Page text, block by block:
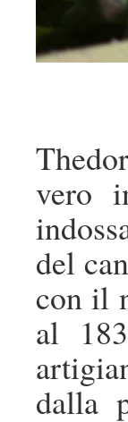
vero
del
con il
al
dalla